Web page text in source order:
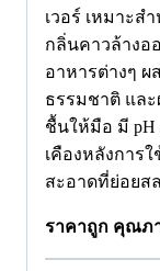
เวอร์ เหมาะ
กลิ่นคาวล้างอ
อาหารต่างๆ ผ
ธรรมชาติ แล
ชื้นให้มือ มี pH
เคืองหลังการ
สะอาดที่ย่อยส
ราคาถูก คุณภา